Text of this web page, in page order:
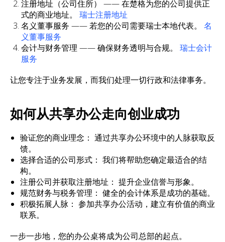
注册地址（公司住所） —— 在楚格为您的公司提供正
式的商业地址。
瑞士注册地址
名义董事服务 —— 若您的公司需要瑞士本地代表。
名
义董事服务
会计与财务管理 —— 确保财务透明与合规。
瑞士会计
服务
让您专注于业务发展，而我们处理一切行政和法律事务。
如何从共享办公走向创业成功
验证您的商业理念： 通过共享办公环境中的人脉获取反
馈。
选择合适的公司形式： 我们将帮助您确定最适合的结
构。
注册公司并获取注册地址： 提升企业信誉与形象。
规范财务与税务管理： 健全的会计体系是成功的基础。
积极拓展人脉： 参加共享办公活动，建立有价值的商业
联系。
一步一步地，您的办公桌将成为公司总部的起点。